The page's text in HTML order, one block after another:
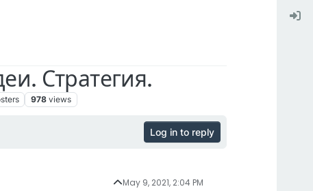
Стратегия.
978 views
Log in to reply
May 9, 2021, 2:04 PM